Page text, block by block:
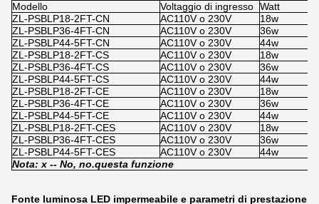
Modello Voltaggio di ingresso Watt
ZL-PSBLP18-2FT-CN
AC110V o 230V 18w
ZL-PSBLP36-4FT-CN
AC110V o 230V 36w
ZL-PSBLP44-5FT-CN
AC110V o 230V 44w
ZL-PSBLP18-2FT-CS
AC110V o 230V 18w
ZL-PSBLP36-4FT-CS
AC110V o 230V 36w
ZL-PSBLP44-5FT-CS
AC110V o 230V 44w
ZL-PSBLP18-2FT-CE
AC110V o 230V 18w
ZL-PSBLP36-4FT-CE
AC110V o 230V 36w
ZL-PSBLP44-5FT-CE
AC110V o 230V 44w
ZL-PSBLP18-2FT-CES
AC110V o 230V 18w
ZL-PSBLP36-4FT-CES
AC110V o 230V 36w
ZL-PSBLP44-5FT-CES
AC110V o 230V 44w
Nota: x -- No, no.questa funzione
Fonte luminosa LED impermeabile e parametri di prestazione